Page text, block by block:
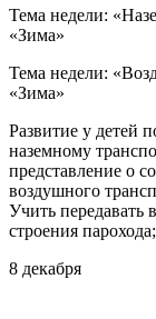
Тема недели:
«Зима»
Тема недели:
«Зима»
Развитие у детей
наземному
представление о
воздушного
Учить передавать
строения
8 декабря